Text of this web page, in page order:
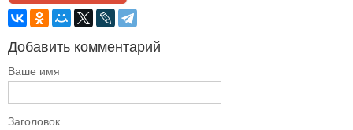
Добавить комментарий
Ваше имя
Заголовок